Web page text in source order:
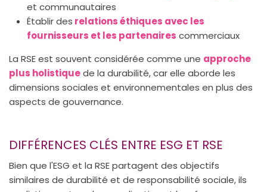
et communautaires
Établir des relations éthiques avec les
fournisseurs et les partenaires commerciaux
La RSE est souvent considérée comme une approche
plus holistiquede la durabilité, car elle aborde les
dimensions sociales et environnementales en plus des
aspects de gouvernance.
DIFFÉRENCES CLÉS ENTRE ESG ET RSE
Bien que l'ESG et la RSE partagent des objectifs
similaires de durabilité et de responsabilité sociale, ils